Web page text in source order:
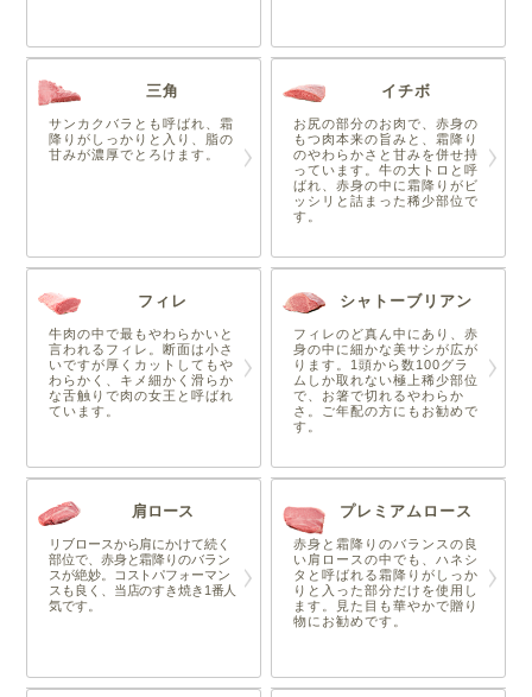
三角
サンカクバラとも呼ばれ、霜
降りがしっかりと入り、脂の
甘みが濃厚でとろけます。
イチボ
お尻の部分のお肉で、赤身の
もつ肉本来の旨みと、霜降り
のやわらかさと甘みを併せ持
っています。牛の大トロと呼
ばれ、赤身の中に霜降りがビ
ッシリと詰まった稀少部位で
す。
フィレ
牛肉の中で最もやわらかいと
言われるフィレ。断面は小さ
いですが厚くカットしてもや
わらかく、キメ細かく滑らか
な舌触りで肉の女王と呼ばれ
ています。
シャトーブリアン
フィレのど真ん中にあり、赤
身の中に細かな美サシが広が
ります。1頭から数100グラ
ムしか取れない極上稀少部位
で、お箸で切れるやわらか
さ。ご年配の方にもお勧めで
す。
肩ロース
リブロースから肩にかけて続く
部位で、赤身と霜降りのバラン
スが絶妙。コストパフォーマン
スも良く、当店のすき焼き1番人
気です。
プレミアムロース
赤身と霜降りのバランスの良
い肩ロースの中でも、ハネシ
タと呼ばれる霜降りがしっか
りと入った部分だけを使用し
ます。見た目も華やかで贈り
物にお勧めです。